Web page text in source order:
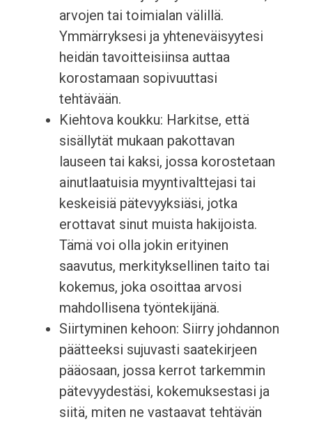
arvojen tai toimialan välillä.
Ymmärryksesi ja yhteneväisyytesi
heidän tavoitteisiinsa auttaa
korostamaan sopivuuttasi
tehtävään.
Kiehtova koukku: Harkitse, että
sisällytät mukaan pakottavan
lauseen tai kaksi, jossa korostetaan
ainutlaatuisia myyntivalttejasi tai
keskeisiä pätevyyksiäsi, jotka
erottavat sinut muista hakijoista.
Tämä voi olla jokin erityinen
saavutus, merkityksellinen taito tai
kokemus, joka osoittaa arvosi
mahdollisena työntekijänä.
Siirtyminen kehoon: Siirry johdannon
päätteeksi sujuvasti saatekirjeen
pääosaan, jossa kerrot tarkemmin
pätevyydestäsi, kokemuksestasi ja
siitä, miten ne vastaavat tehtävän